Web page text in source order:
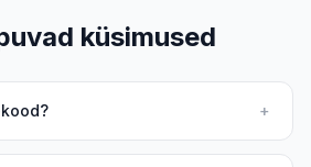
küsimused
+